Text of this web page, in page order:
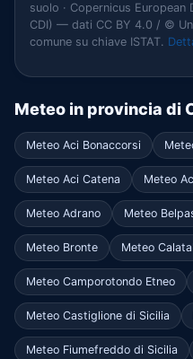
suolo · Copernicus
CDI) — dati CC BY 4.0 / ©
comune su chiave ISTAT.
Meteo in provincia di
Meteo Aci Bonaccorsi
Meteo Aci Catena Meteo
Meteo Adrano Meteo
Meteo Bronte Meteo
Meteo Camporotondo Etneo
Meteo Castiglione di Sicilia
Meteo Fiumefreddo di Sicilia